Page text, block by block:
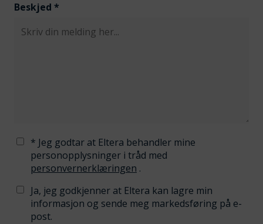
Beskjed *
* Jeg godtar at Eltera behandler mine
personopplysninger i tråd med
personvernerklæringen .
Ja, jeg godkjenner at Eltera kan lagre min
informasjon og sende meg markedsføring på e-
post.